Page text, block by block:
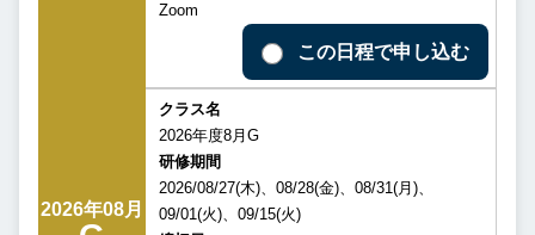
Zoom
この日程で申し込む
2026年08月
クラス名
2026年度8月G
研修期間
2026/08/27(木)、08/28(金)、08/31(月)、
09/01(火)、09/15(火)